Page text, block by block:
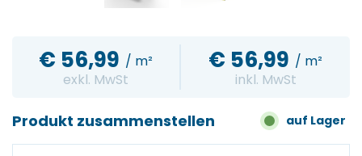
€ 56,99 / m²
exkl. MwSt
€ 56,99 / m²
inkl. MwSt
auf Lager
Produkt zusammenstellen